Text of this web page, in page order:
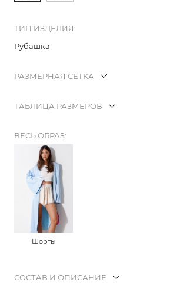
ТИП ИЗДЕЛИЯ:
Рубашка
РАЗМЕРНАЯ СЕТКА
ТАБЛИЦА РАЗМЕРОВ
ВЕСЬ ОБРАЗ:
Шорты
СОСТАВ И ОПИСАНИЕ